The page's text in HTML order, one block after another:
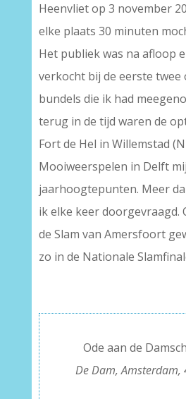
Heenvliet op 3 november
elke plaats 30 minuten
Het publiek was na afloop
verkocht bij de eerste twee
bundels die ik had
terug in de tijd waren de
Fort de Hel in Willemstad
Mooiweerspelen in Delft
jaarhoogtepunten. Meer
ik elke keer doorgevraagd.
de Slam van Amersfoort
zo in de Nationale
Ode aan de
De Dam, Amsterdam,